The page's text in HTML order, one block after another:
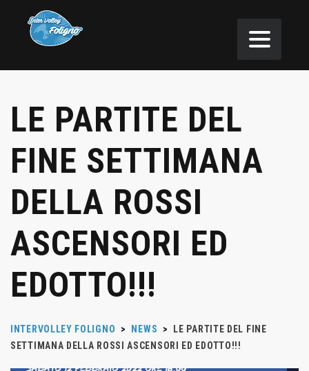
LE PARTITE DEL
FINE SETTIMANA
DELLA ROSSI
ASCENSORI ED
EDOTTO!!!
INTERVOLLEY FOLIGNO > NEWS >
LE PARTITE DEL FINE
SETTIMANA DELLA ROSSI ASCENSORI ED EDOTTO!!!